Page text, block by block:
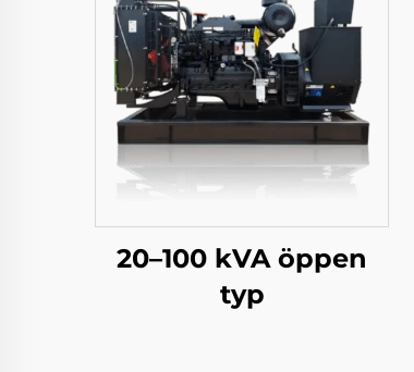
20–100 kVA öppen
typ